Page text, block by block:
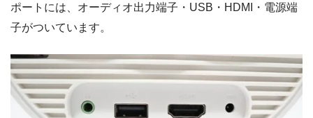
ポートには、オーディオ出力端子・USB・HDMI・電源端
子がついています。